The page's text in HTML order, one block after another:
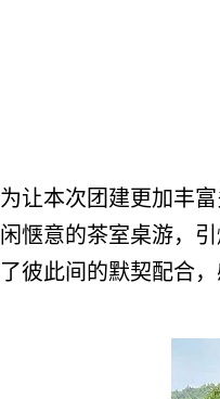
为让本次团建更加丰
闲惬意的茶室桌游，
了彼此间的默契配合